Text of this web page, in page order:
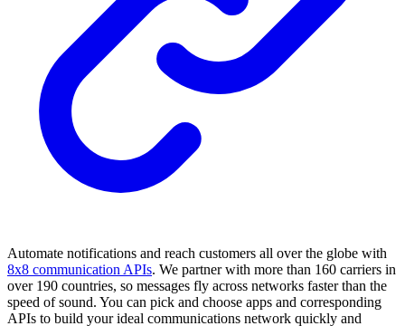
Automate notifications and reach customers all over the globe with
8x8 communication APIs. We partner with more than 160 carriers in
over 190 countries, so messages fly across networks faster than the
speed of sound. You can pick and choose apps and corresponding
APIs to build your ideal communications network quickly and